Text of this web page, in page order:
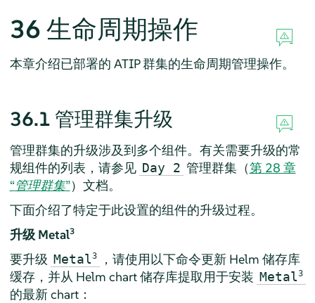
36 生命周期操作
本章介绍已部署的 ATIP 群集的生命周期管理操作。
36.1 管理群集升级
管理群集的升级涉及到多个组件。有关需要升级的常
规组件的列表，请参见 Day 2 管理群集（第 28 章
“管理群集”）文档。
下面介绍了特定于此设置的组件的升级过程。
升级 Metal3
要升级 Metal3
，请使用以下命令更新 Helm 储存库
缓存，并从 Helm chart 储存库提取用于安装 Metal3
的最新 chart：